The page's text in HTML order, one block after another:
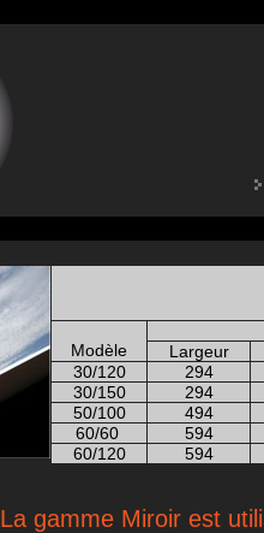
Modèle
Largeur
30/120
294
30/150
294
50/100
494
60/60
594
60/120
594
La gamme Miroir est